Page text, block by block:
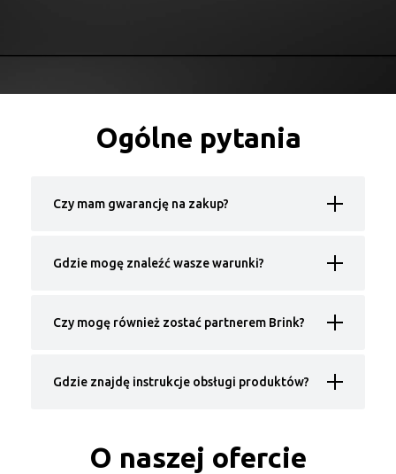
Ogólne pytania
Czy mam gwarancję na zakup?
Gdzie mogę znaleźć wasze warunki?
Czy mogę również zostać partnerem Brink?
Gdzie znajdę instrukcje obsługi produktów?
O naszej ofercie